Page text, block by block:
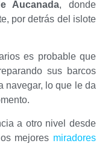
Aucanada, donde
por detrás del islote
es probable que
sus barcos
navegar, lo que le da
a otro nivel desde
mejores miradores